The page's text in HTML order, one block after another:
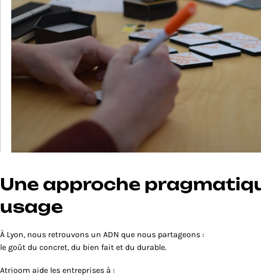
Une approche
usage
À Lyon, nous retrouvons un ADN que nous partageons :
le goût du concret, du bien fait et du durable.
Atrioom aide les entreprises à :